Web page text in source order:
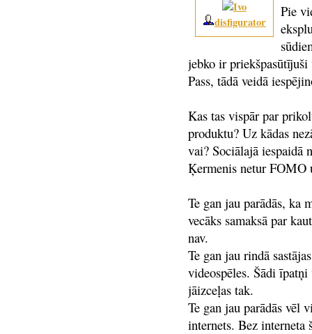
disfigurator
Pie
jebko ir
Pass, tādā veidā
Kas tas vispār par
produktu? Uz kādas
vai? Sociālajā iespaidā
Ķermenis netur FOMO
Te gan jau parādās, ka
vecāks samaksā par
nav.
Te gan jau rindā
videospēles. Šādi
jāizceļas tak.
Te gan jau parādās vēl
internets. Bez interneta